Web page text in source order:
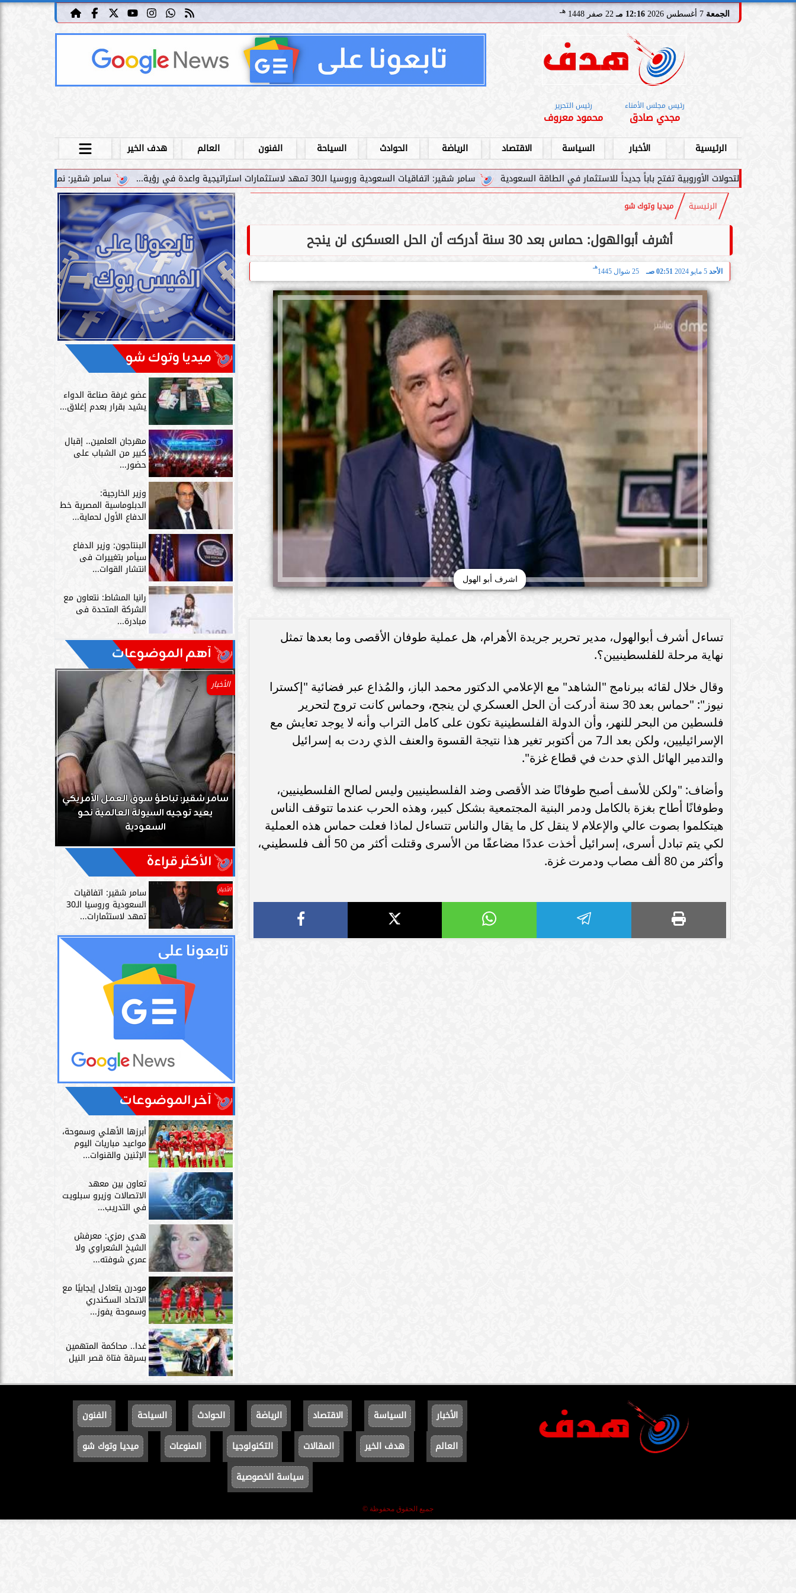
الجمعة 12:16 مـ 22 صفر 1448 هـ
رئيس مجلس الأمناء
مجدي صادق
رئيس التحرير
محمود معروف
الرئيسية الأخبار السياسة الاقتصاد الرياضة الحوادث السياحة الفنون العالم
هدف الخير
سامر شقير: نمو صناديق الاستثمار الخاصة
سامر شقير: اتفاقيات السعودية وروسيا الـ30 تمهد لاستثمارات استراتيجية واعدة في رؤية... الأوروبية تفتح باباً جديداً للاستثمار في الطاقة السعودية
الرئيسية ميديا وتوك شو
أشرف أبوالهول: حماس بعد 30 سنة أدركت أن الحل العسكرى لن ينجح
الأحد 5 مايو 2024 02:51 صـ 25 شوال 1445
هـ
اشرف أبو الهول
تساءل أشرف أبوالهول، مدير تحرير جريدة الأهرام، هل عملية طوفان الأقصى وما بعدها تمثل
نهاية مرحلة للفلسطينيين؟.
وقال خلال لقائه ببرنامج "الشاهد" مع الإعلامي الدكتور محمد الباز، والمُذاع عبر فضائية "إكسترا
نيوز": "حماس بعد 30 سنة أدركت أن الحل العسكري لن ينجح، وحماس كانت تروج لتحرير
فلسطين من البحر للنهر، وأن الدولة الفلسطينية تكون على كامل التراب وأنه لا يوجد تعايش مع
الإسرائيليين، ولكن بعد الـ7 من أكتوبر تغير هذا نتيجة القسوة والعنف الذي ردت به إسرائيل
والتدمير الهائل الذي حدث في قطاع غزة".
وأضاف: "ولكن للأسف أصبح طوفانًا ضد الأقصى وضد الفلسطينيين وليس لصالح الفلسطينيين،
وطوفانًا أطاح بغزة بالكامل ودمر البنية المجتمعية بشكل كبير، وهذه الحرب عندما تتوقف الناس
هيتكلموا بصوت عالي والإعلام لا ينقل كل ما يقال والناس تتساءل لماذا فعلت حماس هذه العملية
لكي يتم تبادل أسرى، إسرائيل أخذت عددًا مضاعفًا من الأسرى وقتلت أكثر من 50 ألف فلسطيني،
وأكثر من 80 ألف مصاب ودمرت غزة.
ميديا وتوك شو
عضو غرفة صناعة الدواء
يشيد بقرار بعدم إغلاق...
مهرجان العلمين.. إقبال
كبير من الشباب على
حضور...
وزير الخارجية:
الدبلوماسية المصرية خط
الدفاع الأول لحماية...
البنتاجون: وزير الدفاع
سيأمر بتغييرات فى
انتشار القوات...
رانيا المشاط: نتعاون مع
الشركة المتحدة فى
مبادرة...
آهم الموضوعات
سامر شقير: اتفاقيات السعودية وروسيا
الـ30 تمهد لاستثمارات استراتيجية واعدة
في رؤية...
سامر شقير: التحولات الأوروبية تفتح باباً
جديداً للاستثمار في الطاقة السعودية
سامر شقير: ارتفاع استثمارات البنوك
السعودية يعكس متانة السيولة ويعزز
الاستقرار المالي
الأخبار
سامر شقير: تباطؤ سوق العمل الأمريكي
يعيد توجيه السيولة العالمية نحو
السعودية
الأكثر قراءة
الأخبار سامر شقير: اتفاقيات
السعودية وروسيا الـ30
تمهد لاستثمارات...
آخر الموضوعات
أبرزها الأهلي وسموحة،
مواعيد مباريات اليوم
الإثنين والقنوات...
تعاون بين معهد
الاتصالات وزيرو سبلويت
في التدريب...
هدى رمزي: معرفش
الشيخ الشعراوي ولا
عمري شوفته...
مودرن يتعادل إيجابيًا مع
الاتحاد السكندري
وسموحة يفوز...
غدا.. محاكمة المتهمين
بسرقة فتاة قصر النيل
الأخبار السياسة الاقتصاد الرياضة الحوادث السياحة
الفنون
العالم
هدف الخير المقالات التكنولوجيا المنوعات
ميديا وتوك شو
سياسة الخصوصية
جميع الحقوق محفوظة ©